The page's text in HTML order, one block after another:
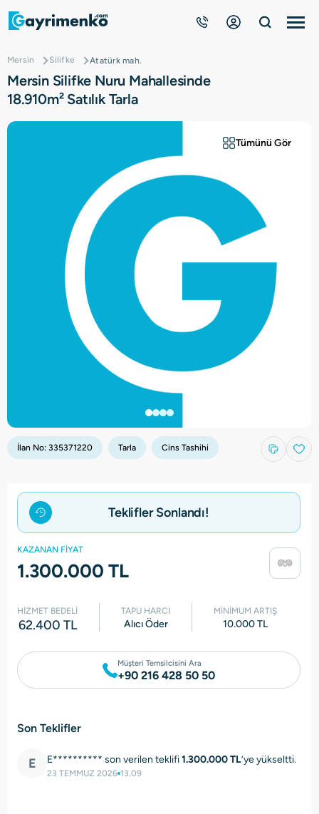
Gayrimenkuller
Mersin Silifke Atatürk mah.
Mersin Silifke Nuru Mahallesinde
18.910m² Satılık Tarla
Tümünü Gör
İlan No: 335371220 Tarla Cins Tashihi
Teklifler Sonlandı!
KAZANAN FİYAT
1.300.000 TL
HİZMET BEDELİ
62.400 TL
TAPU HARCI
Alıcı Öder
MİNİMUM ARTIŞ
10.000 TL
Müşteri Temsilcisini Ara
+90 216 428 50 50
Son Teklifler
E E********** son verilen teklifi1.300.000 TL’ye yükseltti.
23 TEMMUZ 2026 13.09